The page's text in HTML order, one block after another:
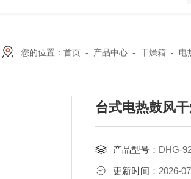
您的位置： 首页- 产品中心- 干燥箱 - 电
台式电热鼓风
产品型号： DHG-
更新时间： 2026-